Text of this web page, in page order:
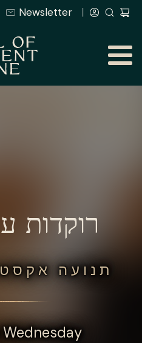
Newsletter
רוקדות
תנועה